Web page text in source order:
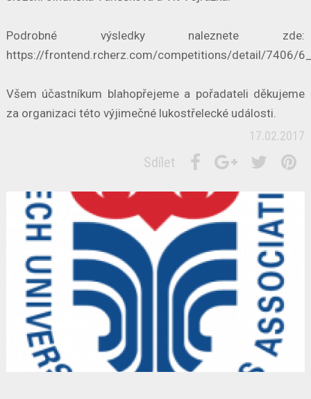
Podrobné výsledky naleznete zde:
https://frontend.rcherz.com/competitions/detail/7406/
Všem účastníkum blahopřejeme a pořadateli děkujeme
za organizaci této výjimečné lukostřelecké události.
17.02.2017
Sdílet